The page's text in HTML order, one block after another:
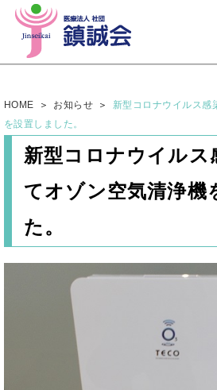
HOME お知らせ
新型コロナウイルス感
を設置しました。
新型コロナウイルス
てオゾン空気清浄機
た。